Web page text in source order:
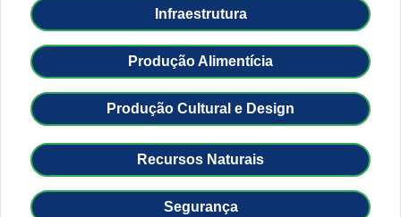
Infraestrutura
Produção Alimentícia
Produção Cultural e Design
Recursos Naturais
Segurança